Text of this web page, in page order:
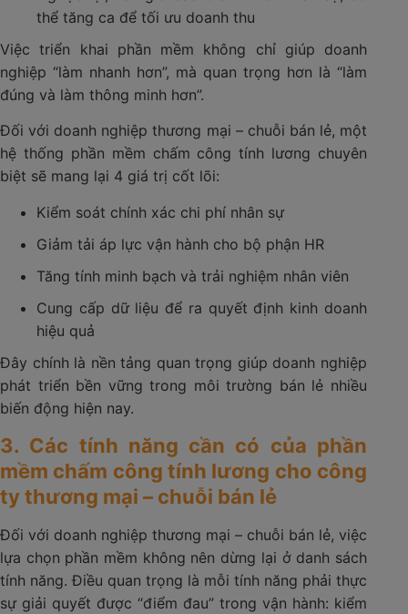
thể tăng ca để tối ưu doanh thu
Việc triển khai phần mềm không chỉ giúp doanh
nghiệp “làm nhanh hơn”, mà quan trọng hơn là “làm
đúng và làm thông minh hơn”.
Đối với doanh nghiệp thương mại – chuỗi bán lẻ, một
hệ thống phần mềm chấm công tính lương chuyên
biệt sẽ mang lại 4 giá trị cốt lõi:
Kiểm soát chính xác chi phí nhân sự
Giảm tải áp lực vận hành cho bộ phận HR
Tăng tính minh bạch và trải nghiệm nhân viên
Cung cấp dữ liệu để ra quyết định kinh doanh
hiệu quả
Đây chính là nền tảng quan trọng giúp doanh nghiệp
phát triển bền vững trong môi trường bán lẻ nhiều
biến động hiện nay.
3. Các tính năng cần có của phần
mềm chấm công tính lương cho công
ty thương mại – chuỗi bán lẻ
Đối với doanh nghiệp thương mại – chuỗi bán lẻ, việc
lựa chọn phần mềm không nên dừng lại ở danh sách
tính năng. Điều quan trọng là mỗi tính năng phải thực
sự giải quyết được “điểm đau” trong vận hành: kiểm